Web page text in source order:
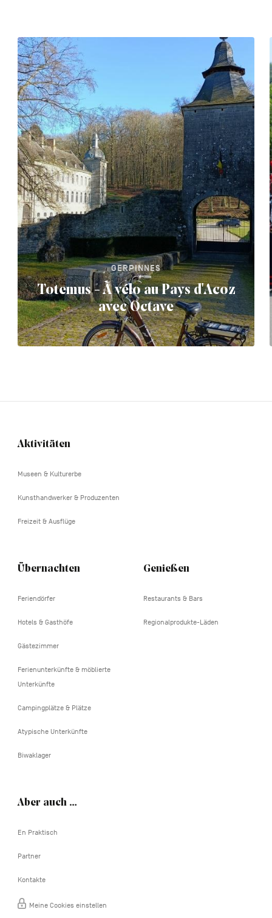
GERPINNES
Totemus - À vélo au Pays d'Acoz
avec Octave
Navigation
Aktivitäten
Museen & Kulturerbe
Kunsthandwerker & Produzenten
Freizeit & Ausflüge
Übernachten
Feriendörfer
Hotels & Gasthöfe
Gästezimmer
Ferienunterkünfte & möblierte
Unterkünfte
Campingplätze & Plätze
Atypische Unterkünfte
Biwaklager
Genießen
Restaurants & Bars
Regionalprodukte-Läden
Aber auch …
En Praktisch
Partner
Kontakte
Meine Cookies einstellen